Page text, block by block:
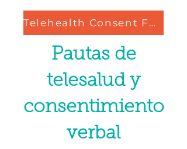
Telehealth Consent Form
Pautas de
telesalud y
consentimiento
verbal